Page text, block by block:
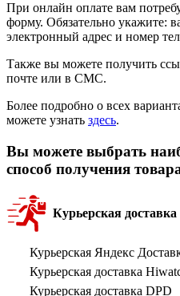
При онлайн оплате вам
форму. Обязательно укажите:
электронный адрес и номер
Также вы можете получить
почте или в СМС.
Более подробно о всех
можете узнать здесь.
Вы можете выбрать
способ получения
Курьерская доставка
Курьерская Яндекс
Курьерская доставка
Курьерская доставка DPD